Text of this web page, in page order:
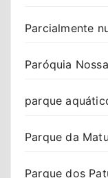
Parcialmente
Paróquia
parque
Parque da
Parque dos